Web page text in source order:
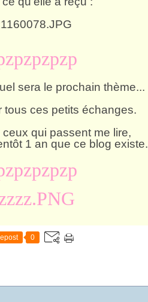
sera le prochain thème...
tous ces petits échanges.
qui passent me lire,
1 an que ce blog existe.
0